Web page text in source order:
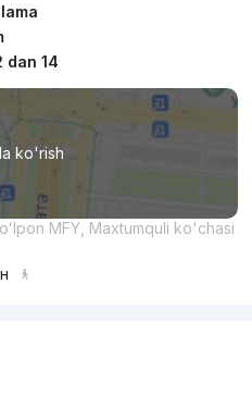
dan 14
ko'rish
MFY, Maxtumquli ko'chasi